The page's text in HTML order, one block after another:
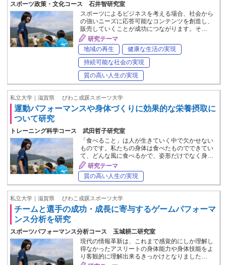
スポーツ政策・文化コース 石井智研究室
スポーツによるビジネスを考える場合、社会から
の強いニーズに応答可能なコンテンツを創造し、
販売していくことが成功につながります。そ…
研究テーマ
地域の再生
健康な生活の実現
持続可能な社会の実現
質の高い人生の実現
私立大学｜滋賀県 びわこ成蹊スポーツ大学
運動パフォーマンスや身体づくりに効果的な栄養摂取に
ついて研究
トレーニング科学コース 武田哲子研究室
「食べること」は人が生きていく中で欠かせない
ものです。私たちの身体は食べたものでできてい
て、どんな風に食べるかで、姿形だけでなく身…
研究テーマ
質の高い人生の実現
私立大学｜滋賀県 びわこ成蹊スポーツ大学
チームと選手の成功・成長に寄与するゲームパフォーマ
ンス分析を研究
スポーツパフォーマンス分析コース 玉城耕二研究室
現代の情報革新は、これまで感覚的にしか理解し
得なかったアスリートの身体能力や身体技能をよ
り客観的に理解出来るきっかけとなりました…